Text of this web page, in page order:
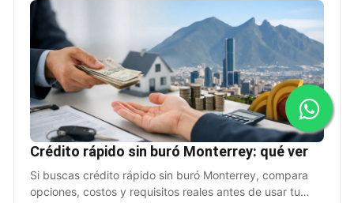
Crédito rápido sin buró Monterrey: qué ver
Si buscas crédito rápido sin buró Monterrey, compara
opciones, costos y requisitos reales antes de usar tu